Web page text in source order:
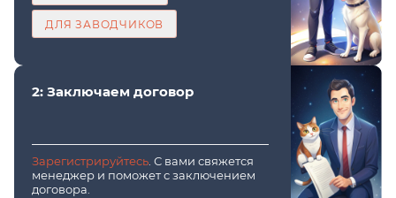
ДЛЯ ЗАВОДЧИКОВ
2: Заключаем договор
Зарегистрируйтесь . С вами свяжется
менеджер и поможет с заключением
договора.